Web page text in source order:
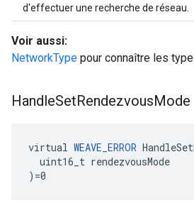
d'effectuer une recherche de réseau.
Voir aussi:
NetworkType pour connaître les
HandleSetRendezvousMode
virtual WEAVE_ERROR
  uint16_t rendezvousMode
)=0